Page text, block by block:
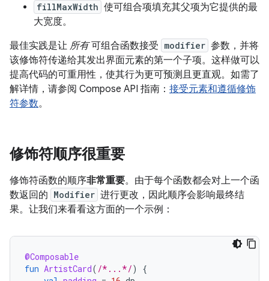
fillMaxWidth 使可组合项填充其父项为它提供的最
大宽度。
最佳实践是让 所有可组合函数接受 modifier 参数，并将
该修饰符传递给其发出界面元素的第一个子项。这样做可以
提高代码的可重用性，使其行为更可预测且更直观。如需了
解详情，请参阅 Compose API 指南： 接受元素和遵循修饰
符参数。
修饰符顺序很重要
修饰符函数的顺序非常重要。由于每个函数都会对上一个函
数返回的 Modifier 进行更改，因此顺序会影响最终结
果。让我们来看看这方面的一个示例：
@Composable
fun ArtistCard( /*...*/)
{